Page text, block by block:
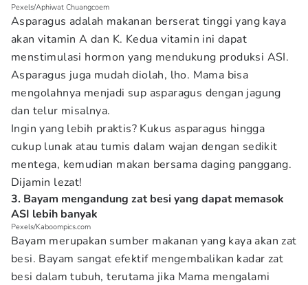
Pexels/Aphiwat Chuangcoem
Asparagus adalah makanan berserat tinggi yang kaya
akan vitamin A dan K. Kedua vitamin ini dapat
menstimulasi hormon yang mendukung produksi ASI.
Asparagus juga mudah diolah, lho. Mama bisa
mengolahnya menjadi sup asparagus dengan jagung
dan telur misalnya.
Ingin yang lebih praktis? Kukus asparagus hingga
cukup lunak atau tumis dalam wajan dengan sedikit
mentega, kemudian makan bersama daging panggang.
Dijamin lezat!
3. Bayam mengandung zat besi yang dapat memasok
ASI lebih banyak
Pexels/Kaboompics.com
Bayam merupakan sumber makanan yang kaya akan zat
besi. Bayam sangat efektif mengembalikan kadar zat
besi dalam tubuh, terutama jika Mama mengalami